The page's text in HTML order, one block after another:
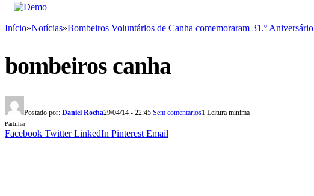
Início»Notícias»Bombeiros Voluntários de Canha comemoraram 31.º Aniversário
bombeiros canha
Postado por: Daniel Rocha29/04/14 - 22:45 Sem comentários1 Leitura mínima
Partilhar
Facebook Twitter LinkedIn Pinterest Email